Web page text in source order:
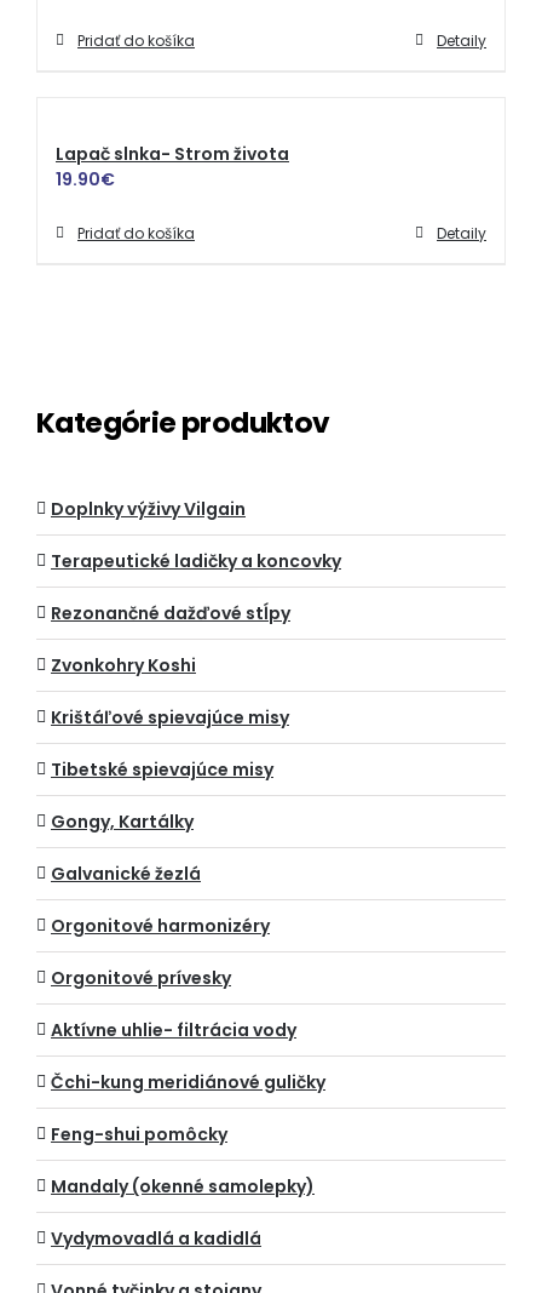
Pridať do košíka Detaily
Lapač slnka- Strom života
19.90€
Pridať do košíka Detaily
Kategórie produktov
Doplnky výživy Vilgain
Terapeutické ladičky a koncovky
Rezonančné dažďové stĺpy
Zvonkohry Koshi
Krištáľové spievajúce misy
Tibetské spievajúce misy
Gongy, Kartálky
Galvanické žezlá
Orgonitové harmonizéry
Orgonitové prívesky
Aktívne uhlie- filtrácia vody
Čchi-kung meridiánové guličky
Feng-shui pomôcky
Mandaly (okenné samolepky)
Vydymovadlá a kadidlá